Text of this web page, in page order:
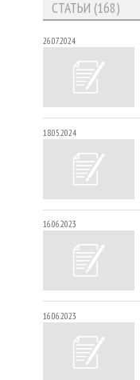
СТАТЬИ (168)
26.07.2024
18.05.2024
16.06.2023
16.06.2023